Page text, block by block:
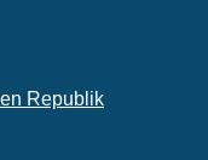
Republik